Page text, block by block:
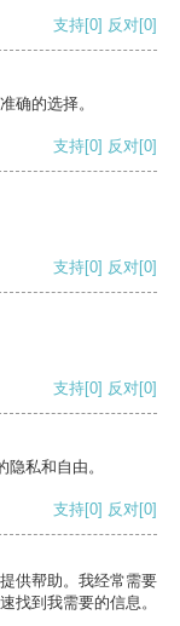
支持[0] 反对[0]
确的选择。
支持[0] 反对[0]
支持[0] 反对[0]
支持[0] 反对[0]
私和自由。
支持[0] 反对[0]
供帮助。我经常需要
找到我需要的信息。